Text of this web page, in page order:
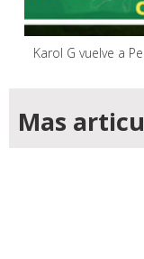
Karol G vuelve a
Mas